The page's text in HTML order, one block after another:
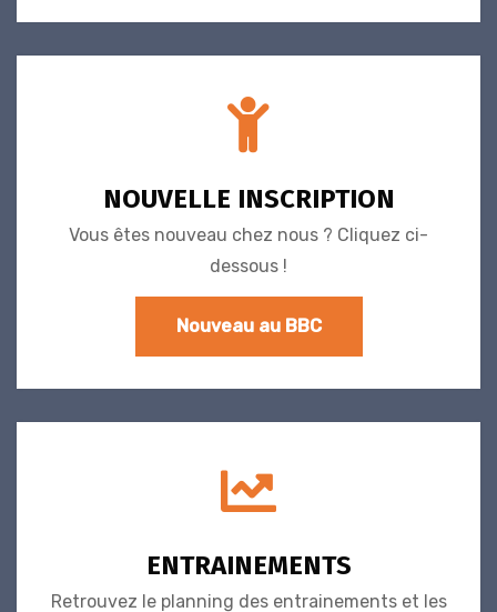
NOUVELLE INSCRIPTION
Vous êtes nouveau chez nous ? Cliquez ci-
dessous !
Nouveau au BBC
ENTRAINEMENTS
Retrouvez le planning des entrainements et les